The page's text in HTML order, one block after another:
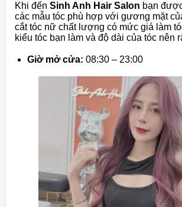
Khi đến Sinh Anh Hair Salon bạn
các mẫu tóc phù hợp với gương mặt
cắt tóc nữ chất lượng có mức giá làm
kiểu tóc bạn làm và độ dài của tóc nên
Giờ mở cửa: 08:30 – 23:00